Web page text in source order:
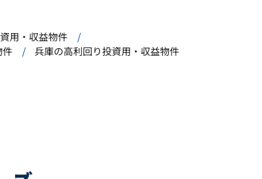
用・収益物件
件 兵庫の高利回り投資用・収益物件